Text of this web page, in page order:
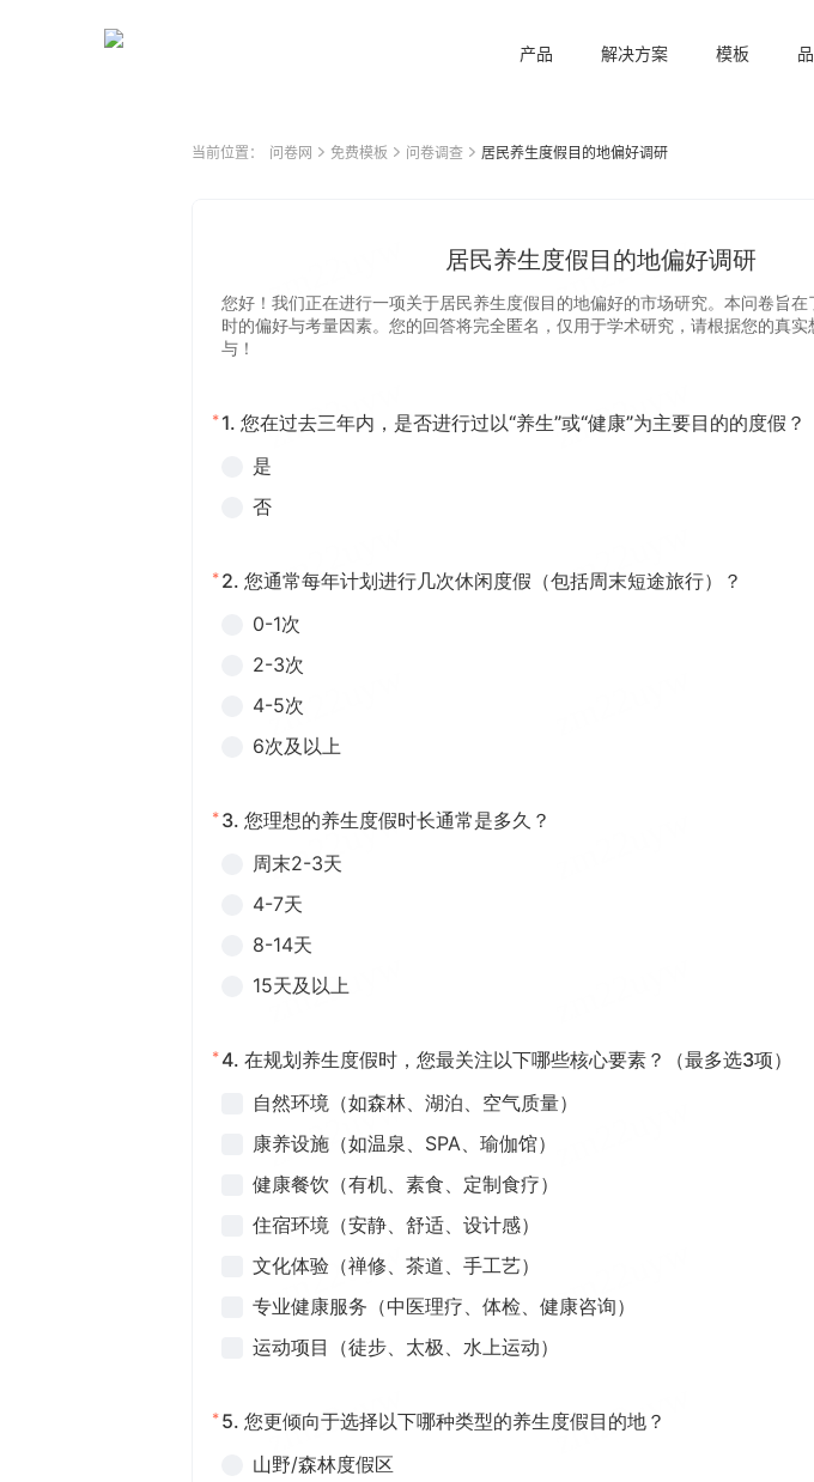
产品 解决方案 模板
当前位置： 问卷网 免费模板 问卷调查 居民养生度假目的地偏好调研